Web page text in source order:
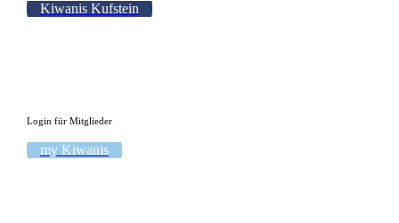
Kiwanis Kufstein
Login für Mitglieder
my Kiwanis